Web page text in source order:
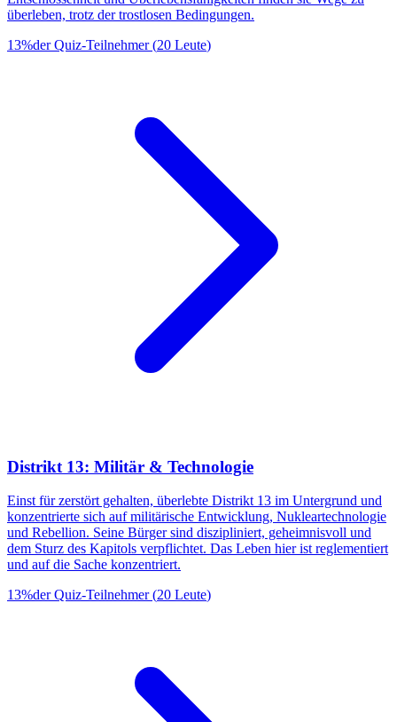
überleben, trotz der trostlosen Bedingungen.
13%der Quiz-Teilnehmer(20 Leute)
Distrikt 13: Militär & Technologie
Einst für zerstört gehalten, überlebte Distrikt 13 im Untergrund und
konzentrierte sich auf militärische Entwicklung, Nukleartechnologie
und Rebellion. Seine Bürger sind diszipliniert, geheimnisvoll und
dem Sturz des Kapitols verpflichtet. Das Leben hier ist reglementiert
und auf die Sache konzentriert.
13%der Quiz-Teilnehmer(20 Leute)